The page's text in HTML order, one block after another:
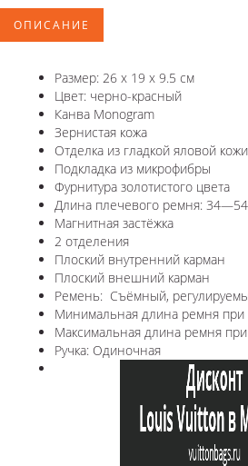
ОПИСАНИЕ
Размер: 26 x 19 x 9.5 см
Цвет: черно-красный
Канва Monogram
Зернистая кожа
Отделка из гладкой яловой кожи
Подкладка из микрофибры
Фурнитура золотистого цвета
Длина плечевого ремня:
Магнитная застёжка
2 отделения
Плоский внутренний карман
Плоский внешний карман
Ремень: Съёмный,
Минимальная длина ремня при
Максимальная длина ремня
Ручка: Одиночная